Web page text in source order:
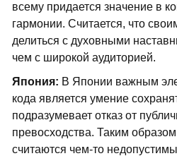
всему придается значение в
гармонии. Считается, что
делиться с духовными
чем с широкой аудиторией.
Япония: В Японии важным
кода является умение
подразумевает отказ от
превосходства. Таким
считаются чем-то